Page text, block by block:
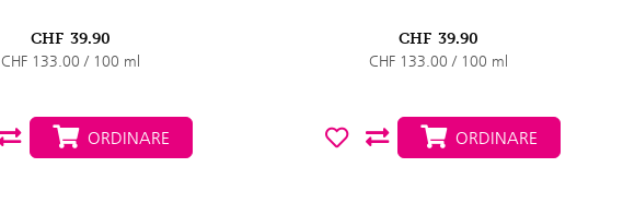
CHF 39.90
CHF 133.00 / 100 ml
ORDINARE
CHF 39.90
CHF 133.00 / 100 ml
ORDINARE